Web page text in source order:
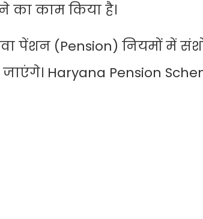
का काम किया है।
पेंशन (Pension) नियमों में
Haryana Pension